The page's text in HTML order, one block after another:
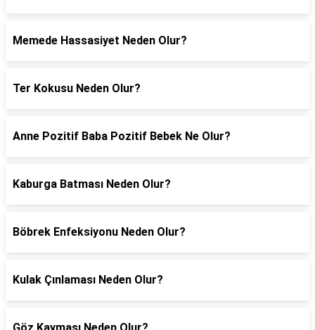
Memede Hassasiyet Neden Olur?
Ter Kokusu Neden Olur?
Anne Pozitif Baba Pozitif Bebek Ne Olur?
Kaburga Batması Neden Olur?
Böbrek Enfeksiyonu Neden Olur?
Kulak Çınlaması Neden Olur?